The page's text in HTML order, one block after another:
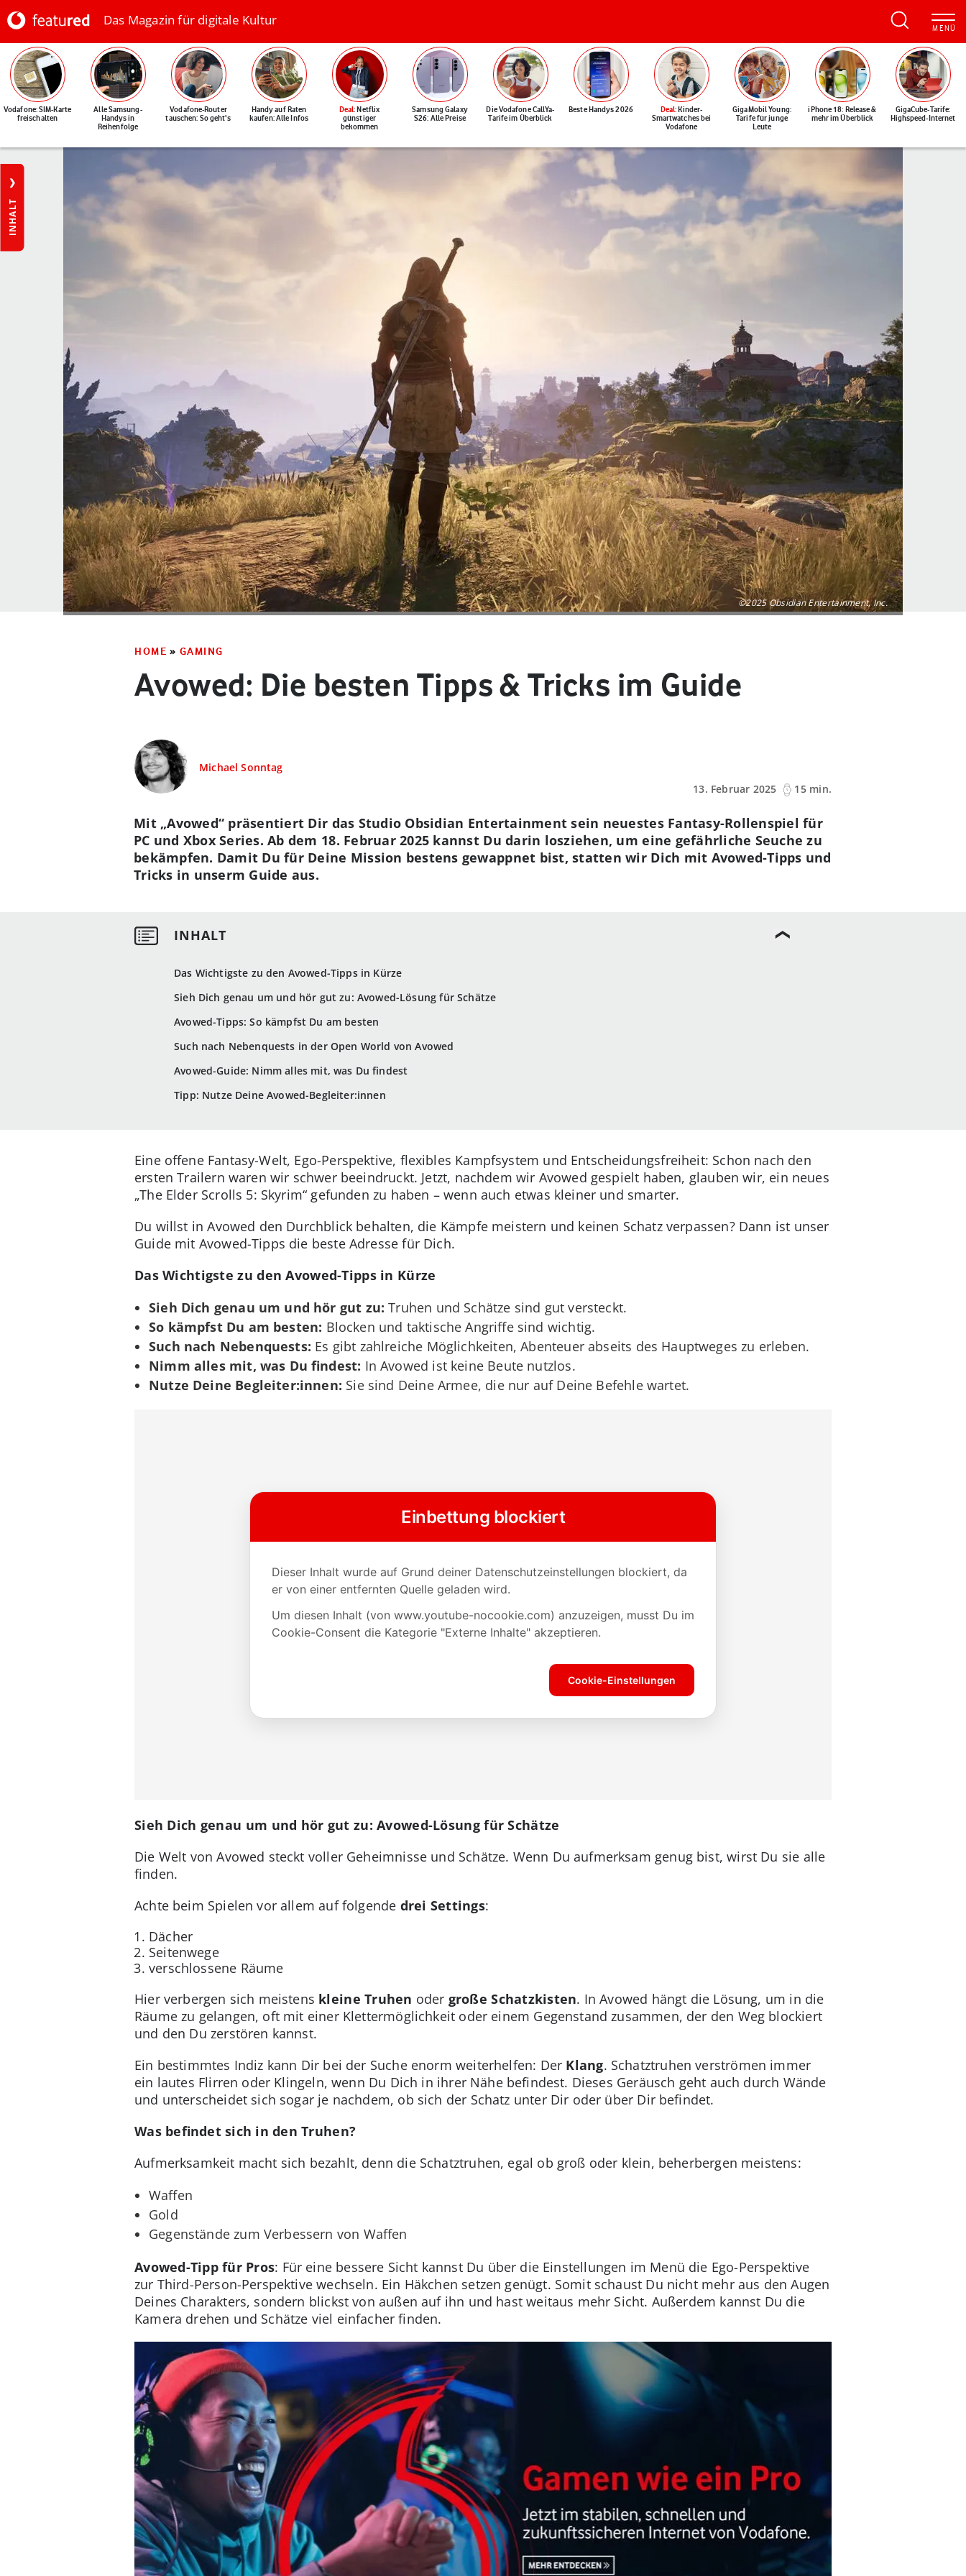
Das Magazin für digitale Kultur
Vodafone: SIM-Karte
freischalten
Alle Samsung-
Handys in
Reihenfolge
Vodafone-Router
tauschen: So geht's
Handy auf Raten
kaufen: Alle Infos
Deal: Netflix
günstiger
bekommen
Samsung Galaxy
S26: Alle Preise
Die Vodafone CallYa-
Tarife im Überblick
Beste Handys 2026 Deal: Kinder-
Smartwatches bei
Vodafone
GigaMobil Young:
Tarife für junge
Leute
iPhone 18: Release &
mehr im Überblick
GigaCube-Tarife:
Highspeed-Internet
INHALT
©2025 Obsidian Entertainment, Inc.
HOME » GAMING
Avowed: Die besten Tipps & Tricks im Guide
Michael Sonntag
13. Februar 2025
15 min.
Das Wichtigste zu den Avowed-Tipps in Kürze
Sieh Dich genau um und hör gut zu: Avowed-Lösung für Schätze
Avowed-Tipps: So kämpfst Du am besten
Such nach Nebenquests in der Open World von Avowed
Avowed-Guide: Nimm alles mit, was Du findest
Tipp: Nutze Deine Avowed-Begleiter:innen
Mit „Avowed“ präsentiert Dir das Studio Obsidian Entertainment sein neuestes Fantasy-Rollenspiel für
PC und Xbox Series. Ab dem 18. Februar 2025 kannst Du darin losziehen, um eine gefährliche Seuche zu
bekämpfen. Damit Du für Deine Mission bestens gewappnet bist, statten wir Dich mit Avowed-Tipps und
Tricks in unserm Guide aus.
Eine offene Fantasy-Welt, Ego-Perspektive, flexibles Kampfsystem und Entscheidungsfreiheit: Schon nach den
ersten Trailern waren wir schwer beeindruckt. Jetzt, nachdem wir Avowed gespielt haben, glauben wir, ein neues
„The Elder Scrolls 5: Skyrim“ gefunden zu haben – wenn auch etwas kleiner und smarter.
Du willst in Avowed den Durchblick behalten, die Kämpfe meistern und keinen Schatz verpassen? Dann ist unser
Guide mit Avowed-Tipps die beste Adresse für Dich.
Das Wichtigste zu den Avowed-Tipps in Kürze
Sieh Dich genau um und hör gut zu: Truhen und Schätze sind gut versteckt.
So kämpfst Du am besten: Blocken und taktische Angriffe sind wichtig.
Such nach Nebenquests: Es gibt zahlreiche Möglichkeiten, Abenteuer abseits des Hauptweges zu erleben.
Nimm alles mit, was Du findest: In Avowed ist keine Beute nutzlos.
Nutze Deine Begleiter:innen: Sie sind Deine Armee, die nur auf Deine Befehle wartet.
Sieh Dich genau um und hör gut zu: Avowed-Lösung für Schätze
Die Welt von Avowed steckt voller Geheimnisse und Schätze. Wenn Du aufmerksam genug bist, wirst Du sie alle
finden.
Achte beim Spielen vor allem auf folgende drei Settings:
Dächer
Seitenwege
verschlossene Räume
Hier verbergen sich meistens kleine Truhen oder große Schatzkisten. In Avowed hängt die Lösung, um in die
Räume zu gelangen, oft mit einer Klettermöglichkeit oder einem Gegenstand zusammen, der den Weg blockiert
und den Du zerstören kannst.
Ein bestimmtes Indiz kann Dir bei der Suche enorm weiterhelfen: Der Klang. Schatztruhen verströmen immer
ein lautes Flirren oder Klingeln, wenn Du Dich in ihrer Nähe befindest. Dieses Geräusch geht auch durch Wände
und unterscheidet sich sogar je nachdem, ob sich der Schatz unter Dir oder über Dir befindet.
Was befindet sich in den Truhen?
Aufmerksamkeit macht sich bezahlt, denn die Schatztruhen, egal ob groß oder klein, beherbergen meistens:
Waffen
Gold
Gegenstände zum Verbessern von Waffen
Avowed-Tipp für Pros: Für eine bessere Sicht kannst Du über die Einstellungen im Menü die Ego-Perspektive
zur Third-Person-Perspektive wechseln. Ein Häkchen setzen genügt. Somit schaust Du nicht mehr aus den Augen
Deines Charakters, sondern blickst von außen auf ihn und hast weitaus mehr Sicht. Außerdem kannst Du die
Kamera drehen und Schätze viel einfacher finden.